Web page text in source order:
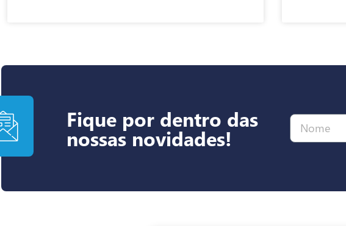
Fique por dentro das
nossas novidades!